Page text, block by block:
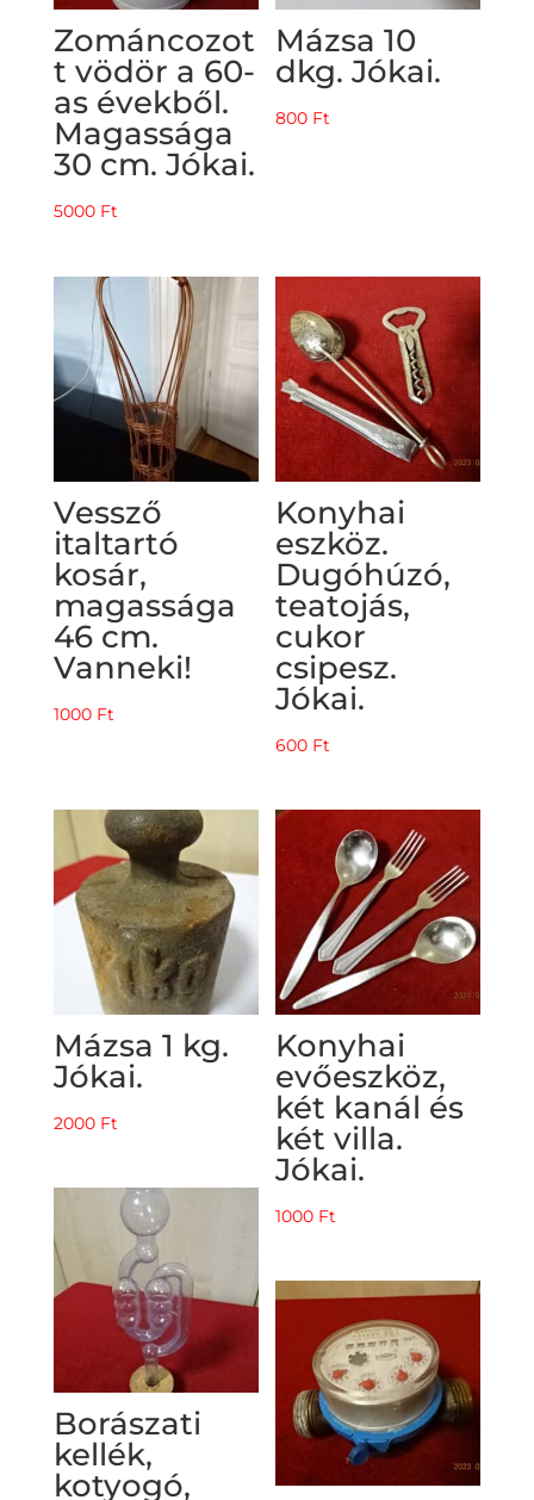
Zománcozot
t vödör a 60-
as évekből.
Magassága
30 cm. Jókai.
5000 Ft
Mázsa 10
dkg. Jókai.
800 Ft
Vessző
italtartó
kosár,
magassága
46 cm.
Vanneki!
1000 Ft
Konyhai
eszköz.
Dugóhúzó,
teatojás,
cukor
csipesz.
Jókai.
600 Ft
Mázsa 1 kg.
Jókai.
2000 Ft
Konyhai
evőeszköz,
két kanál és
két villa.
Jókai.
1000 Ft
Borászati
kellék,
kotyogó,